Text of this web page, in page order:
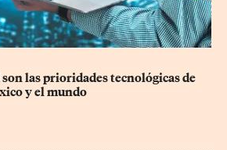
las prioridades tecnológicas de
y el mundo